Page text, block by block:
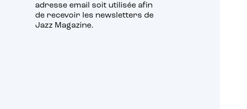
adresse email soit utilisée afin
de recevoir les newsletters de
Jazz Magazine.